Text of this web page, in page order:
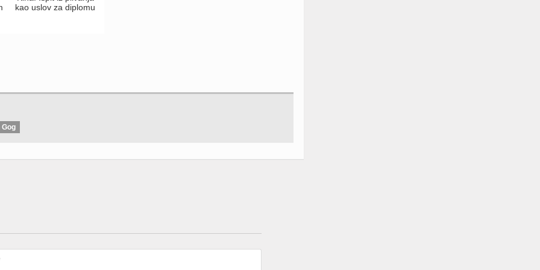
kao uslov za diplomu